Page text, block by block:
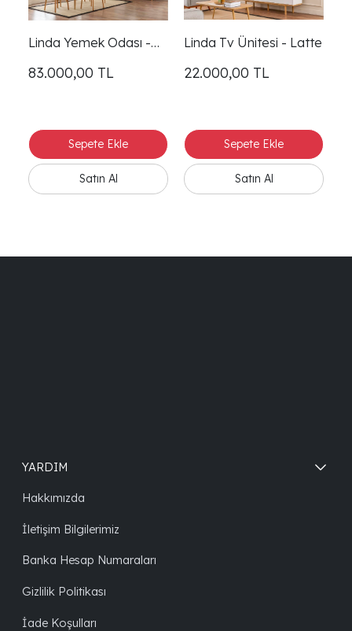
Linda Yemek Odası -
83.000,00 TL
Linda Tv Ünitesi - Latte
22.000,00 TL
YARDIM
Hakkımızda
İletişim Bilgilerimiz
Banka Hesap Numaraları
Gizlilik Politikası
İade Koşulları